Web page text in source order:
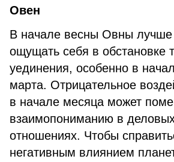
Овен
В начале весны Овны лучше
ощущать себя в обстановке
уединения, особенно в
марта. Отрицательное
в начале месяца может
взаимопониманию в
отношениях. Чтобы
негативным влиянием